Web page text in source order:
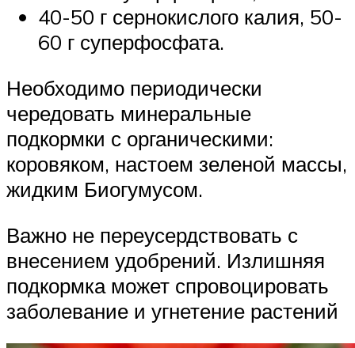
40-50 г сернокислого калия, 50-
60 г суперфосфата.
Необходимо периодически
чередовать минеральные
подкормки с органическими:
коровяком, настоем зеленой массы,
жидким Биогумусом.
Важно не переусердствовать с
внесением удобрений. Излишняя
подкормка может спровоцировать
заболевание и угнетение растений